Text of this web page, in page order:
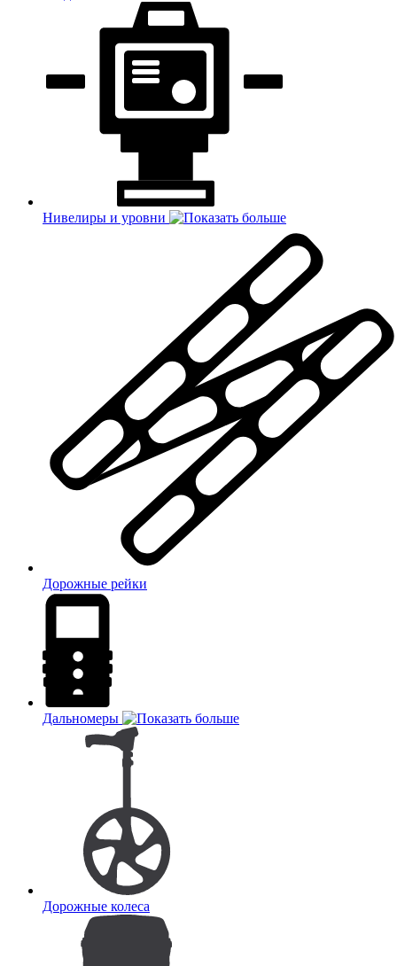
Нивелиры и уровни
Дорожные рейки
Дальномеры
Дорожные колеса